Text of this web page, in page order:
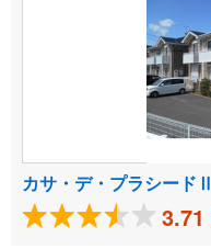
カサ・デ・プラシードⅡ
3.71